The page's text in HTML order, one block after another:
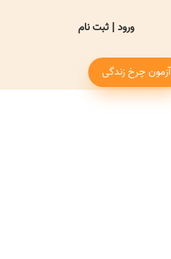
ورود | ثبت نام
آزمون چرخ زندگی